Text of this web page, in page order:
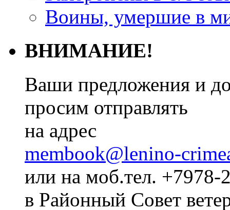
Воины, умершие в
ВНИМАНИЕ!
Ваши предложения и
просим отправлять
на адрес
membook@lenino-
или на моб.тел. +7978-
в Районный Совет